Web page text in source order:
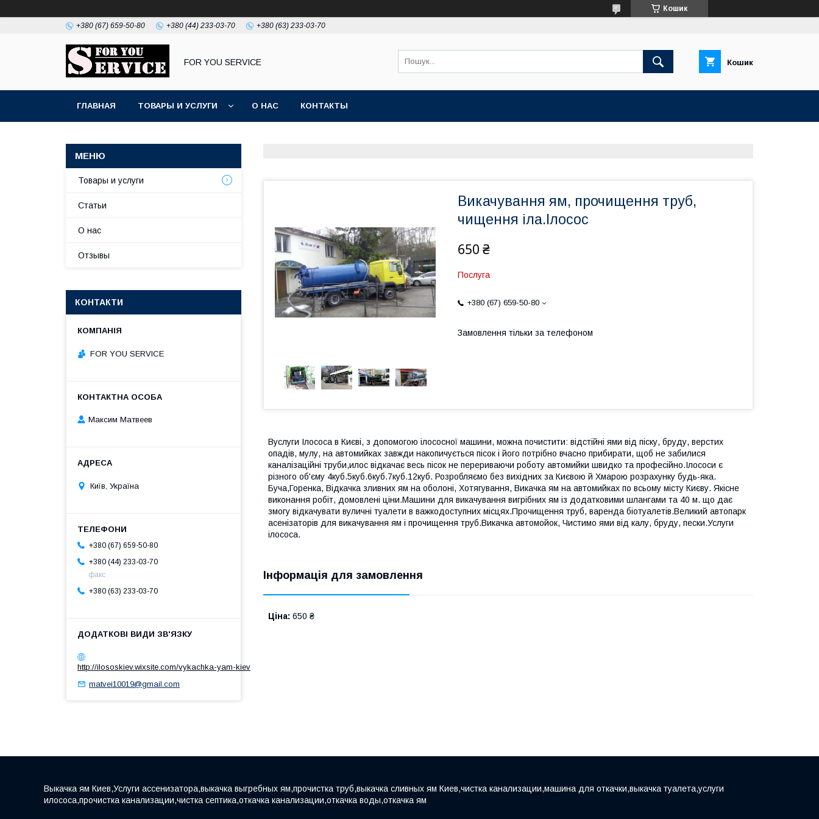
Кошик
+380 (67) 659-50-80 +380 (44) 233-03-70 +380 (63) 233-03-70
FOR YOU SERVICE Кошик
ГЛАВНАЯ ТОВАРЫ И УСЛУГИ О НАС КОНТАКТЫ
Викачування ям, прочищення труб,
чищення іла.Ілосос
650 ₴
Послуга
+380 (67) 659-50-80
Замовлення тільки за телефоном
Вуслуги Ілососа в Києві, з допомогою ілососної машини, можна почистити: відстійні ями від піску, бруду, верстих
опадів, мулу, на автомийках завжди накопичується пісок і його потрібно вчасно прибирати, щоб не забилися
каналізаційні труби,илос відкачає весь пісок не перериваючи роботу автомийки швидко та професійно.Ілососи є
різного об'єму 4куб.5куб.6куб.7куб.12куб. Розробляємо без вихідних за Києвою й Хмарою розрахунку будь-яка.
Буча,Горенка, Відкачка зливних ям на оболоні, Хотягування, Викачка ям на автомийках по всьому місту Києву. Якісне
виконання робіт, домовлені ціни.Машини для викачування вигрібних ям із додатковими шлангами та 40 м. що дає
змогу відкачувати вуличні туалети в важкодоступних місцях.Прочищення труб, варенда біотуалетів.Великий автопарк
асенізаторів для викачування ям і прочищення труб.Викачка автомойок, Чистимо ями від калу, бруду, пески.Услуги
ілососа.
Інформація для замовлення
Ціна: 650 ₴
Товары и услуги
Статьи
О нас
Отзывы
КОНТАКТИ
FOR YOU SERVICE
Максим Матвеев
Київ, Україна
+380 (67) 659-50-80
+380 (44) 233-03-70
факс
+380 (63) 233-03-70
http://ilososkiev.wixsite.com/vykachka-yam-kiev
matvei10019@gmail.com
Выкачка ям Киев,Услуги ассенизатора,выкачка выгребных ям,прочистка труб,выкачка сливных ям Киев,чистка канализации,машина для откачки,выкачка туалета,услуги
илососа,прочистка канализации,чистка септика,откачка канализации,откачка воды,откачка ям